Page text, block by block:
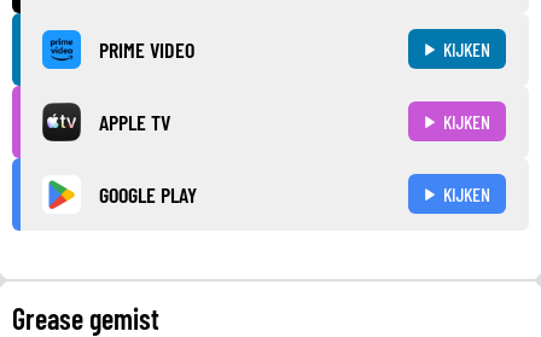
PRIME VIDEO KIJKEN
APPLE TV KIJKEN
GOOGLE PLAY KIJKEN
Grease gemist